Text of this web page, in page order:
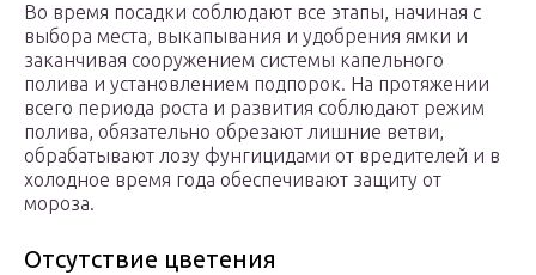
Во время посадки соблюдают все этапы, начиная с
выбора места, выкапывания и удобрения ямки и
заканчивая сооружением системы капельного
полива и установлением подпорок. На протяжении
всего периода роста и развития соблюдают режим
полива, обязательно обрезают лишние ветви,
обрабатывают лозу фунгицидами от вредителей и в
холодное время года обеспечивают защиту от
мороза.
Отсутствие цветения